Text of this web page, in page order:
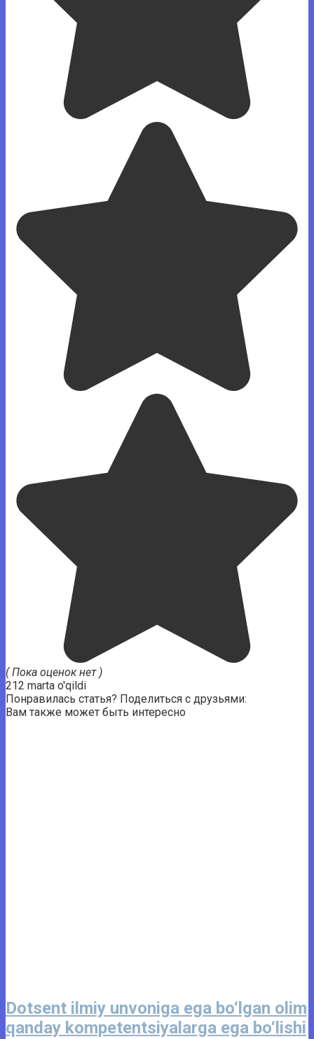
( Пока оценок нет )
212 marta o'qildi
Понравилась статья? Поделиться с друзьями:
Вам также может быть интересно
Dotsent ilmiy unvoniga ega bo‘lgan olim
qanday kompetentsiyalarga ega bo‘lishi